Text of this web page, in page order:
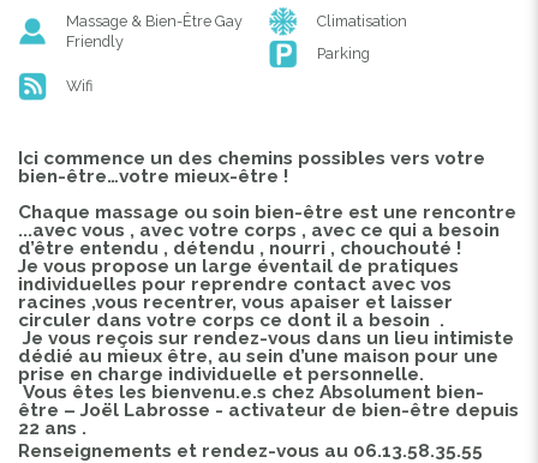
Massage & Bien-Être Gay
Friendly
Climatisation
Parking
Wifi
Ici commence un des chemins possibles vers votre
bien-être…votre mieux-être !
Chaque massage ou soin bien-être est une rencontre
...avec vous , avec votre corps , avec ce qui a besoin
d’être entendu , détendu , nourri , chouchouté !
Je vous propose un large éventail de pratiques
individuelles pour reprendre contact avec vos
racines ,vous recentrer, vous apaiser et laisser
circuler dans votre corps ce dont il a besoin .
Je vous reçois sur rendez-vous dans un lieu intimiste
dédié au mieux être, au sein d’une maison pour une
prise en charge individuelle et personnelle.
Vous êtes les bienvenu.e.s chez Absolument bien-
être – Joël Labrosse - activateur de bien-être depuis
22 ans .
Renseignements et rendez-vous au 06.13.58.35.55